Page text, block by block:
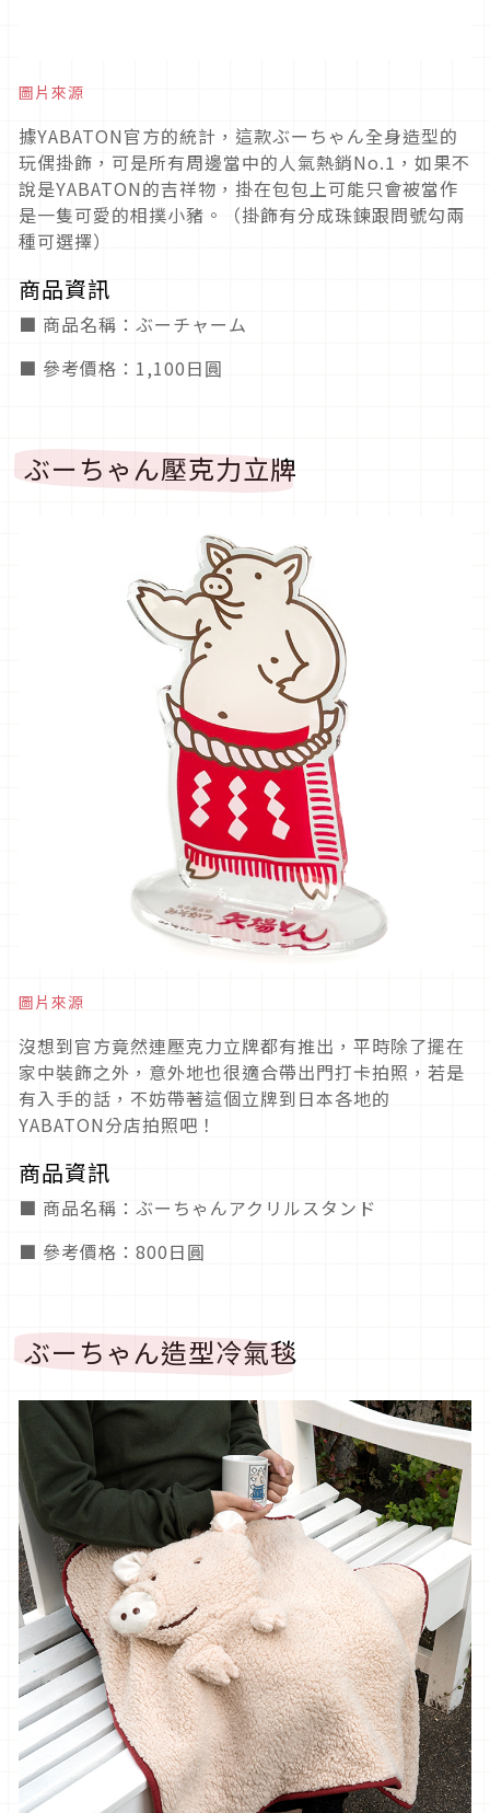
圖片來源
據YABATON官方的統計，這款ぶーちゃん全身造型的
玩偶掛飾，可是所有周邊當中的人氣熱銷No.1，如果不
說是YABATON的吉祥物，掛在包包上可能只會被當作
是一隻可愛的相撲小豬。（掛飾有分成珠鍊跟問號勾兩
種可選擇）
商品資訊
■ 商品名稱：ぶーチャーム
■ 參考價格：1,100日圓
ぶーちゃん壓克力立牌
圖片來源
沒想到官方竟然連壓克力立牌都有推出，平時除了擺在
家中裝飾之外，意外地也很適合帶出門打卡拍照，若是
有入手的話，不妨帶著這個立牌到日本各地的
YABATON分店拍照吧！
商品資訊
■ 商品名稱：ぶーちゃんアクリルスタンド
■ 參考價格：800日圓
ぶーちゃん造型冷氣毯